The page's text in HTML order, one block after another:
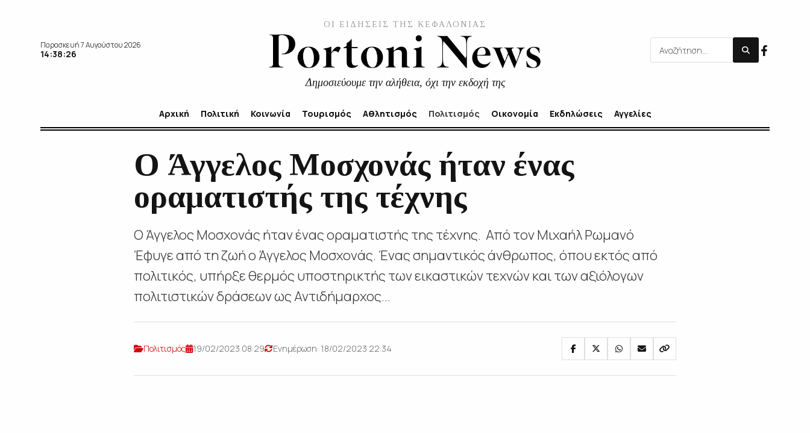
Παρασκευή 7 Αυγούστου 2026
14:38:27
ΟΙ ΕΙΔΗΣΕΙΣ ΤΗΣ ΚΕΦΑΛΟΝΙΑΣ
Δημοσιεύουμε την αλήθεια, όχι την εκδοχή της
Αρχική Πολιτική Κοινωνία Τουρισμός Αθλητισμός Πολιτισμός Οικονομία Εκδηλώσεις Αγγελίες
Ο Άγγελος Μοσχονάς ήταν ένας
οραματιστής της τέχνης
Ο Άγγελος Μοσχονάς ήταν ένας οραματιστής της τέχνης. Από τον Μιχαήλ Ρωμανό
Έφυγε από τη ζωή ο Άγγελος Μοσχονάς. Ένας σημαντικός άνθρωπος, όπου εκτός από
πολιτικός, υπήρξε θερμός υποστηρικτής των εικαστικών τεχνών και των αξιόλογων
πολιτιστικών δράσεων ως Αντιδήμαρχος...
Πολιτισμός 19/02/2023 08:29 Ενημέρωση: 18/02/2023 22:34